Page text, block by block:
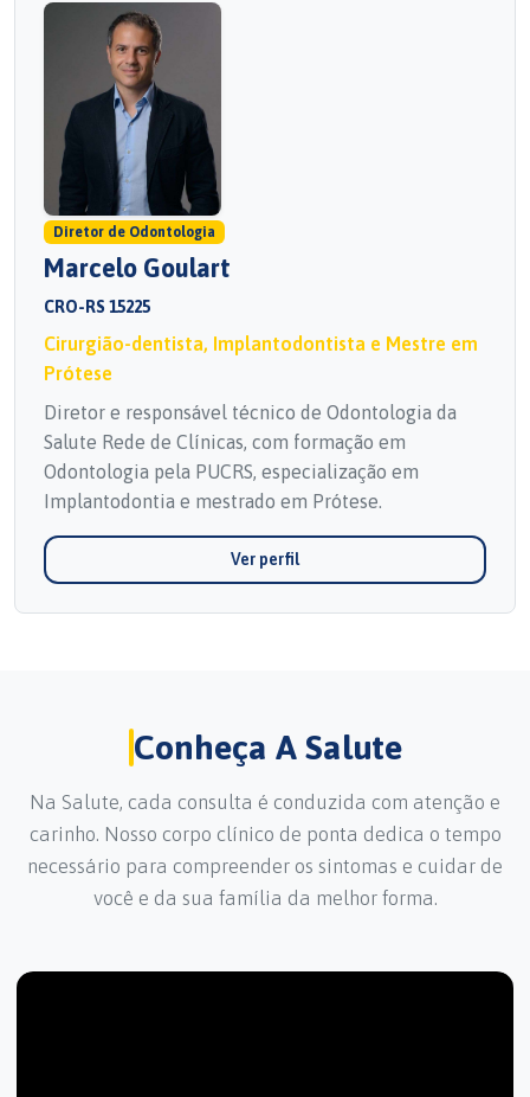
Diretor de Odontologia
Marcelo Goulart
CRO-RS 15225
Cirurgião-dentista, Implantodontista e Mestre em
Prótese
Diretor e responsável técnico de Odontologia da
Salute Rede de Clínicas, com formação em
Odontologia pela PUCRS, especialização em
Implantodontia e mestrado em Prótese.
Ver perfil
Conheça A Salute
Na Salute, cada consulta é conduzida com atenção e
carinho. Nosso corpo clínico de ponta dedica o tempo
necessário para compreender os sintomas e cuidar de
você e da sua família da melhor forma.